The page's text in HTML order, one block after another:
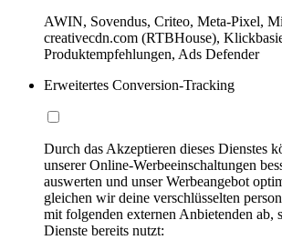
AWIN, Sovendus, Criteo, Meta-Pixel,
creativecdn.com (RTBHouse),
Produktempfehlungen, Ads Defender
Erweitertes Conversion-Tracking
Durch das Akzeptieren dieses Dienstes
unserer Online-Werbeeinschaltungen
auswerten und unser Werbeangebot
gleichen wir deine verschlüsselten
mit folgenden externen Anbietenden ab,
Dienste bereits nutzt: